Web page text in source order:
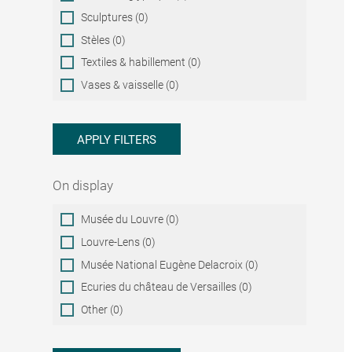
Sculptures (0)
Stèles (0)
Textiles & habillement (0)
Vases & vaisselle (0)
APPLY FILTERS
On display
On
display
Musée du Louvre (0)
Louvre-Lens (0)
Musée National Eugène Delacroix (0)
Ecuries du château de Versailles (0)
Other (0)